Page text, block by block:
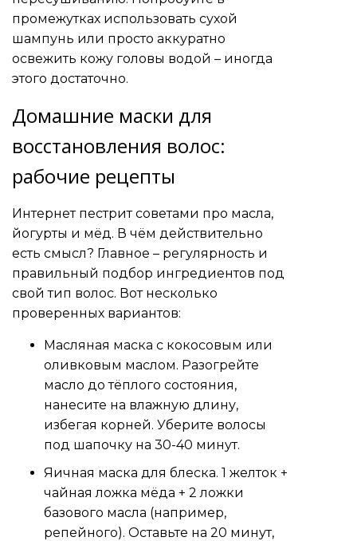
промежутках использовать сухой
шампунь или просто аккуратно
освежить кожу головы водой – иногда
этого достаточно.
Домашние маски для
восстановления волос:
рабочие рецепты
Интернет пестрит советами про масла,
йогурты и мёд. В чём действительно
есть смысл? Главное – регулярность и
правильный подбор ингредиентов под
свой тип волос. Вот несколько
проверенных вариантов:
Масляная маска с кокосовым или
оливковым маслом. Разогрейте
масло до тёплого состояния,
нанесите на влажную длину,
избегая корней. Уберите волосы
под шапочку на 30-40 минут.
Яичная маска для блеска. 1 желток +
чайная ложка мёда + 2 ложки
базового масла (например,
репейного). Оставьте на 20 минут,